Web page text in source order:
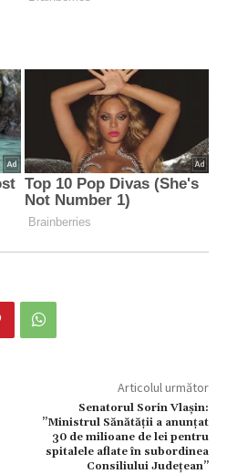
Articolul următor
Senatorul Sorin Vlașin:
”Ministrul Sănătății a anunțat
30 de milioane de lei pentru
spitalele aflate în subordinea
Consiliului Județean”